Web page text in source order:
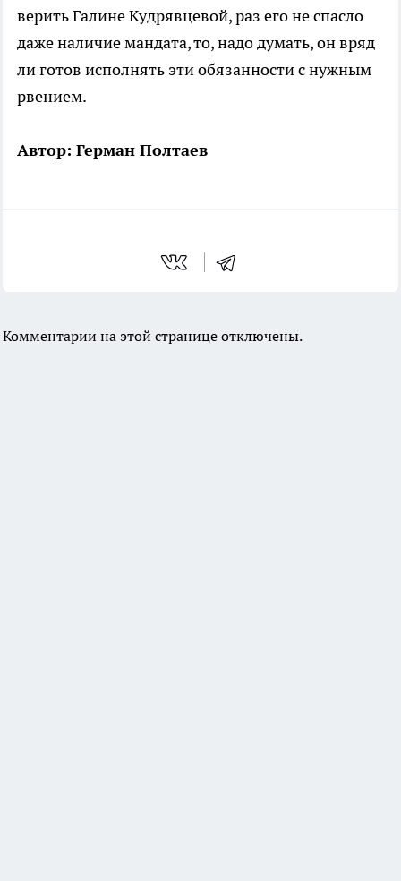
верить Галине Кудрявцевой, раз его не спасло
даже наличие мандата, то, надо думать, он вряд
ли готов исполнять эти обязанности с нужным
рвением.
Автор: Герман Полтаев
Комментарии на этой странице отключены.